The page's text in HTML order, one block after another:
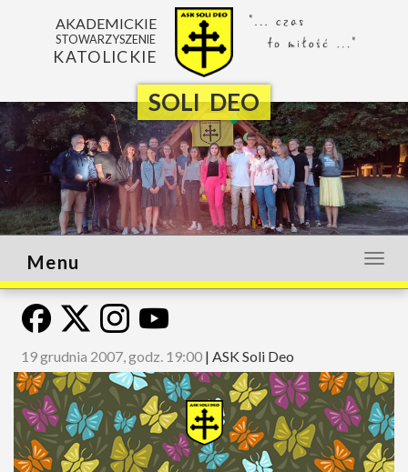
SOLI DEO
AKADEMICKIE
STOWARZYSZENIE
KATOLICKIE
lub
Menu
19 grudnia 2007, godz. 19:00 | ASK Soli Deo